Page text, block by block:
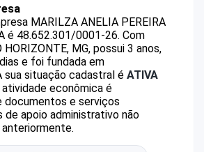
MARILZA ANELIA PEREIRA
é 48.652.301/0001-26. Com
HORIZONTE, MG, possui 3 anos,
e foi fundada em
sua situação cadastral é ATIVA
econômica é
documentos e serviços
de apoio administrativo não